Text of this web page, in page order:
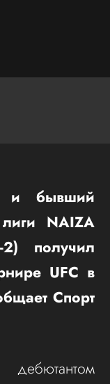
и бывший
NAIZA
получил
UFC в
Спорт